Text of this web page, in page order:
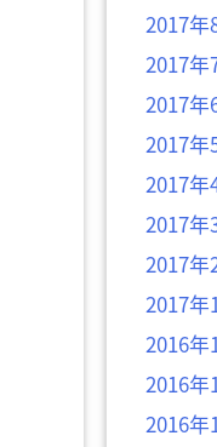
2017年
2017年
2017年
2017年
2017年
2017年
2017年
2017年
2016年
2016年
2016年